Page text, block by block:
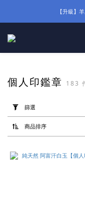
【升級】
篩
選
(0/20)
價格
(NT$)
個人印鑑章 183
篩選
商品排序